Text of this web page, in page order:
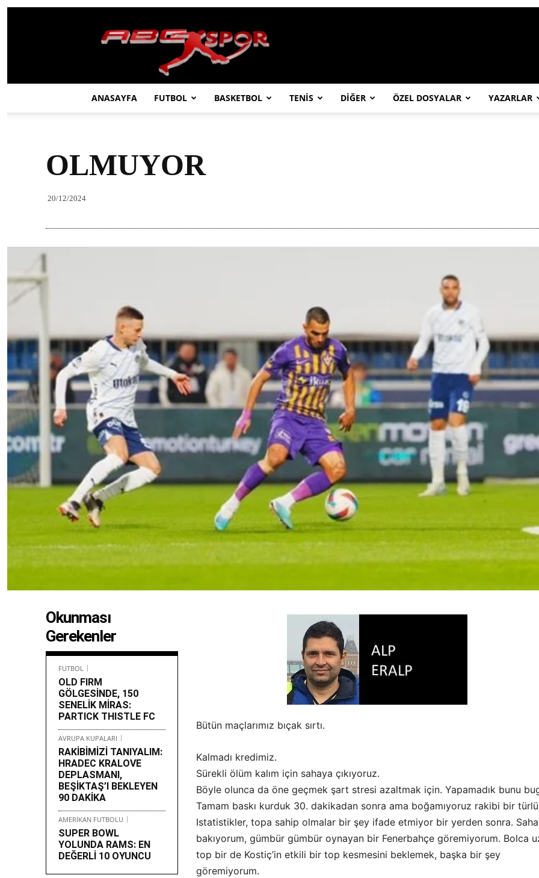
ABC
SPOR
ANASAYFA FUTBOL BASKETBOL TENİS DİĞER ÖZEL DOSYALAR YAZARLAR
OLMUYOR
20/12/2024
Okunması
Gerekenler
FUTBOL
OLD FIRM
GÖLGESİNDE, 150
SENELİK MİRAS:
PARTICK THISTLE FC
AVRUPA KUPALARI
RAKİBİMİZİ TANIYALIM:
HRADEC KRALOVE
DEPLASMANI,
BEŞİKTAŞ’I BEKLEYEN
90 DAKİKA
AMERİKAN FUTBOLU
SUPER BOWL
YOLUNDA RAMS: EN
DEĞERLİ 10 OYUNCU
Bütün maçlarımız bıçak sırtı.
Kalmadı kredimiz.
Sürekli ölüm kalım için sahaya çıkıyoruz.
Böyle olunca da öne geçmek şart stresi azaltmak için. Yapamadık bunu
Tamam baskı kurduk 30. dakikadan sonra ama boğamıyoruz rakibi bir
Istatistikler, topa sahip olmalar bir şey ifade etmiyor bir yerden sonra.
bakıyorum, gümbür gümbür oynayan bir Fenerbahçe göremiyorum. Bolca
top bir de Kostiç’in etkili bir top kesmesini beklemek, başka bir şey
göremiyorum.